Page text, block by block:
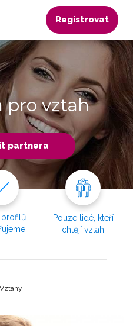
Registrovat
pro vztah
partnera
profilů
Pouze lidé, kteří
chtějí vztah
Vztahy